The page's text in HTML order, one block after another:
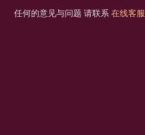
任何的意见与问题 请联系 在线客服